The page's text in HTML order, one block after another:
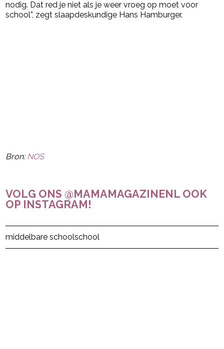
nodig. Dat red je niet als je weer vroeg op moet voor
school”, zegt slaapdeskundige Hans Hamburger.
Bron: NOS
VOLG ONS @MAMAMAGAZINENL OOK
OP INSTAGRAM!
Post Views: 61
middelbare schoolschool